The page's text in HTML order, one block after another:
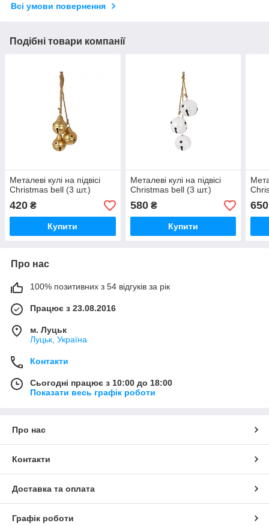
Всі умови повернення
Подібні товари компанії
Металеві кулі на підвісі
Christmas bell (3 шт.)
420 ₴
Купити
Металеві кулі на підвісі
Christmas bell (3 шт.)
580₴
Купити
650
Про нас
100% позитивних з 54 відгуків за рік
Працює з 23.08.2016
м. Луцьк
Луцьк, Україна
Контакти
Сьогодні працює з 10:00 до 18:00
Показати весь графік роботи
Про нас
Контакти
Доставка та оплата
Графік роботи